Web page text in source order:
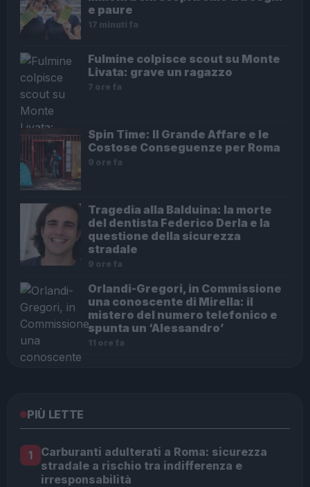
e paure
17 minuti fa
Fulmine colpisce scout su Monte
Livata: grave un ragazzo
7 ore fa
Spin Time: Il Grande Affare e le
Costose Conseguenze per Roma
9 ore fa
Tragedia alla Balduina: la morte
del dentista Federico Derla e la
questione della sicurezza
stradale
9 ore fa
Orlandi-Gregori, in Commissione
una conoscente di Mirella: il
mistero del numero telefonico e
spunta un ‘Alessandro’
11 ore fa
PIÙ LETTE
1
Carburanti adulterati a Roma: sicurezza
stradale a rischio tra indifferenza e
irresponsabilità